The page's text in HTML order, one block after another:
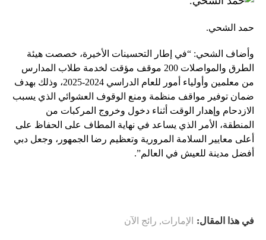
حمد الشحي.
وأضاف الشحي: “في إطار التحسينات الأخيرة، خصصت هيئة
الطرق والمواصلات 200 موقف مؤقت لخدمة طلاب المدارس
من معلمين وأولياء أمور للعام الدراسي 2024-2025، وذلك بهدف
ضمان توفير مواقف منظمة ومنع الوقوف العشوائي الذي يسبب
الازدحام وإهدار الوقت أثناء دخول وخروج المركبات من
المنطقة، الأمر الذي يساعد في نهاية المطاف على الحفاظ على
أعلى معايير السلامة المرورية وتعظيم رضا الجمهور، وجعل دبي
أفضل مدينة للعيش في العالم”.
في هذا المقال: الإمارات, رائج الآن